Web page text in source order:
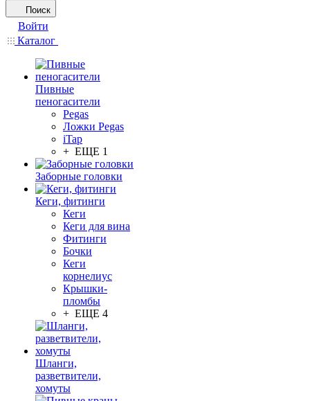
Поиск
Войти
Каталог
Пивные
пеногасители
Pegas
Ложки Pegas
iTap
+ ЕЩЕ 1
Заборные головки
Кеги, фитинги
Кеги
Кеги для вина
Фитинги
Бочки
Кеги
корнелиус
Крышки-
пломбы
+ ЕЩЕ 4
Шланги,
разветвители,
хомуты